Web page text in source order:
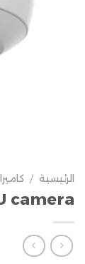
الرئيسية /
camera